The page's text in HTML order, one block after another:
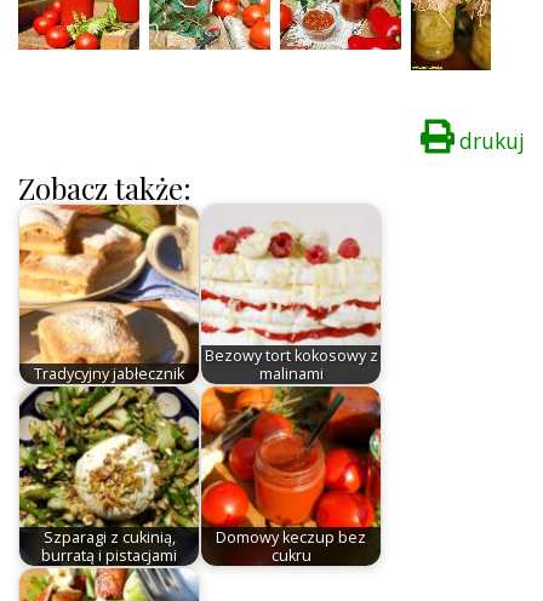
drukuj
Zobacz także:
Tradycyjny jabłecznik
Bezowy tort kokosowy z
malinami
Szparagi z cukinią,
burratą i pistacjami
Domowy keczup bez
cukru